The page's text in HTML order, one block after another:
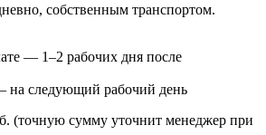
собственным транспортом.
— 1–2 рабочих дня после
на следующий рабочий день
(точную сумму уточнит менеджер при